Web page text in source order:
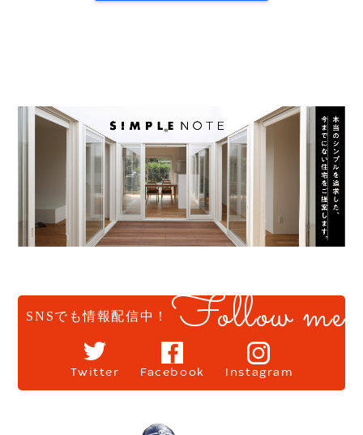
SNSでも情報配信中！ Follow me
Twitter Facebook Instagram